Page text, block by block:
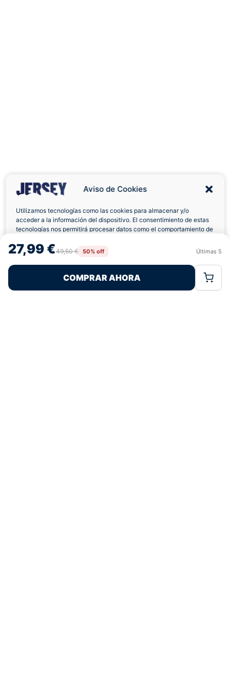
Aviso de Cookies
Utilizamos tecnologías como las cookies para almacenar y/o
acceder a la información del dispositivo. El consentimiento de estas
tecnologías nos permitirá procesar datos como el comportamiento de
retirar el consentimiento, puede afectar negativamente a ciertas
características y funciones.
Rechazar
Política de CookiesPolítica de Privacidad
27,99 €49,50 € 50% off Últimas 5
COMPRAR AHORA
Envíos a Domicilio Devolución 7 Días
Ofertas Sin Límites